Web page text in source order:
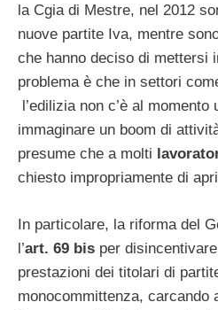
la Cgia di Mestre, nel 2012
nuove partite Iva, mentre
che hanno deciso di mettersi
problema è che in settori
l’edilizia non c’è al
immaginare un boom di
presume che a molti
chiesto impropriamente di
In particolare, la riforma del
l’art. 69 bis per
prestazioni dei titolari di
monocommittenza, carcando